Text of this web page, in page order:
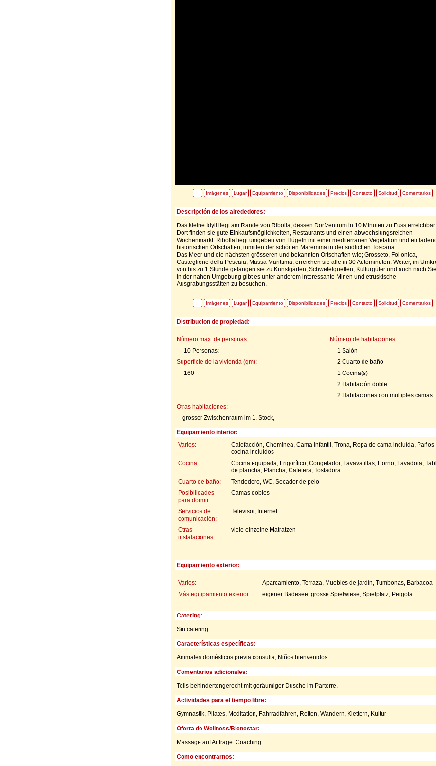
Imágenes Lugar Equipamiento Disponibilidades Precios Contacto Solicitud Comentarios
Descripción de los alrededores:
Das kleine Idyll liegt am Rande von Ribolla, dessen Dorfzentrum in 10 Minuten zu Fuss erreichbar
Dort finden sie gute Einkaufsmöglichkeiten, Restaurants und einen abwechslungsreichen
Wochenmarkt. Ribolla liegt umgeben von Hügeln mit einer mediterranen Vegetation und
historischen Ortschaften, inmitten der schönen Maremma in der südlichen Toscana.
Das Meer und die nächsten grösseren und bekannten Ortschaften wie; Grosseto, Follonica,
Casteglione della Pescaia, Massa Marittima, erreichen sie alle in 30 Autominuten. Weiter, im
von bis zu 1 Stunde gelangen sie zu Kunstgärten, Schwefelquellen, Kulturgüter und auch nach
In der nahen Umgebung gibt es unter anderem interessante Minen und etruskische
Ausgrabungsstätten zu besuchen.
Imágenes Lugar Equipamiento Disponibilidades Precios Contacto Solicitud Comentarios
Distribucion de propiedad:
Número max. de personas:
10 Personas:
Superficie de la vivienda (qm):
160
Número de habitaciones:
1 Salón
2 Cuarto de baño
1 Cocina(s)
2 Habitación doble
2 Habitaciones con multiples camas
Otras habitaciones:
grosser Zwischenraum im 1. Stock,
Equipamiento interior:
Varios:
Calefacción, Cheminea, Cama infantil, Trona, Ropa de cama incluída, Paños
cocina incluídos
Cocina:
Cocina equipada, Frigorífico, Congelador, Lavavajillas, Horno, Lavadora,
de plancha, Plancha, Cafetera, Tostadora
Cuarto de baño:
Tendedero, WC, Secador de pelo
Posibilidades
para dormir:
Camas dobles
Servicios de
comunicación:
Televisor, Internet
Otras
instalaciones:
viele einzelne Matratzen
Equipamiento exterior:
Varios:
Aparcamiento, Terraza, Muebles de jardín, Tumbonas, Barbacoa
Más equipamiento exterior:
eigener Badesee, grosse Spielwiese, Spielplatz, Pergola
Catering:
Sin catering
Características específicas:
Animales domésticos previa consulta, Niños bienvenidos
Comentarios adicionales:
Teils behindertengerecht mit geräumiger Dusche im Parterre.
Actividades para el tiempo libre:
Gymnastik, Pilates, Meditation, Fahrradfahren, Reiten, Wandern, Klettern, Kultur
Oferta de Wellness/Bienestar:
Massage auf Anfrage. Coaching.
Como encontrarnos: